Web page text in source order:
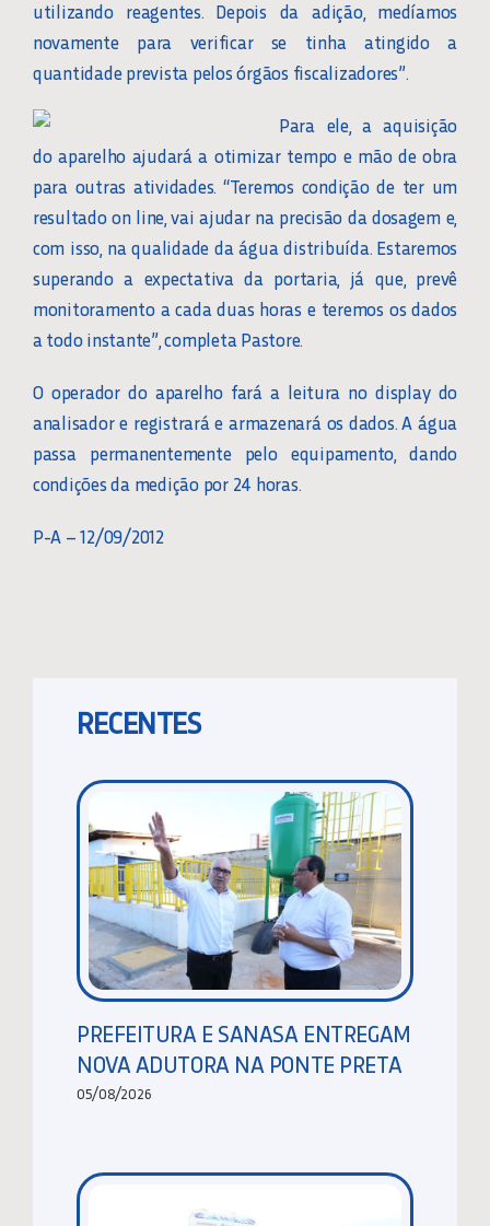
utilizando reagentes. Depois da adição, medíamos
novamente para verificar se tinha atingido a
quantidade prevista pelos órgãos fiscalizadores”.
Para ele, a aquisição
do aparelho ajudará a otimizar tempo e mão de obra
para outras atividades. “Teremos condição de ter um
resultado on line, vai ajudar na precisão da dosagem e,
com isso, na qualidade da água distribuída. Estaremos
superando a expectativa da portaria, já que, prevê
monitoramento a cada duas horas e teremos os dados
a todo instante”, completa Pastore.
O operador do aparelho fará a leitura no display do
analisador e registrará e armazenará os dados. A água
passa permanentemente pelo equipamento, dando
condições da medição por 24 horas.
P-A – 12/09/2012
RECENTES
PREFEITURA E SANASA ENTREGAM
NOVA ADUTORA NA PONTE PRETA
05/08/2026